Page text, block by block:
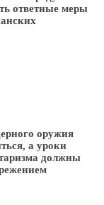
ответные меры
оружия
а уроки
должны